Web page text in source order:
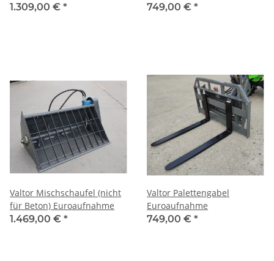
1.309,00 € *
749,00 € *
Valtor Mischschaufel (nicht
für Beton) Euroaufnahme
1.469,00 € *
Valtor Palettengabel
Euroaufnahme
749,00 € *